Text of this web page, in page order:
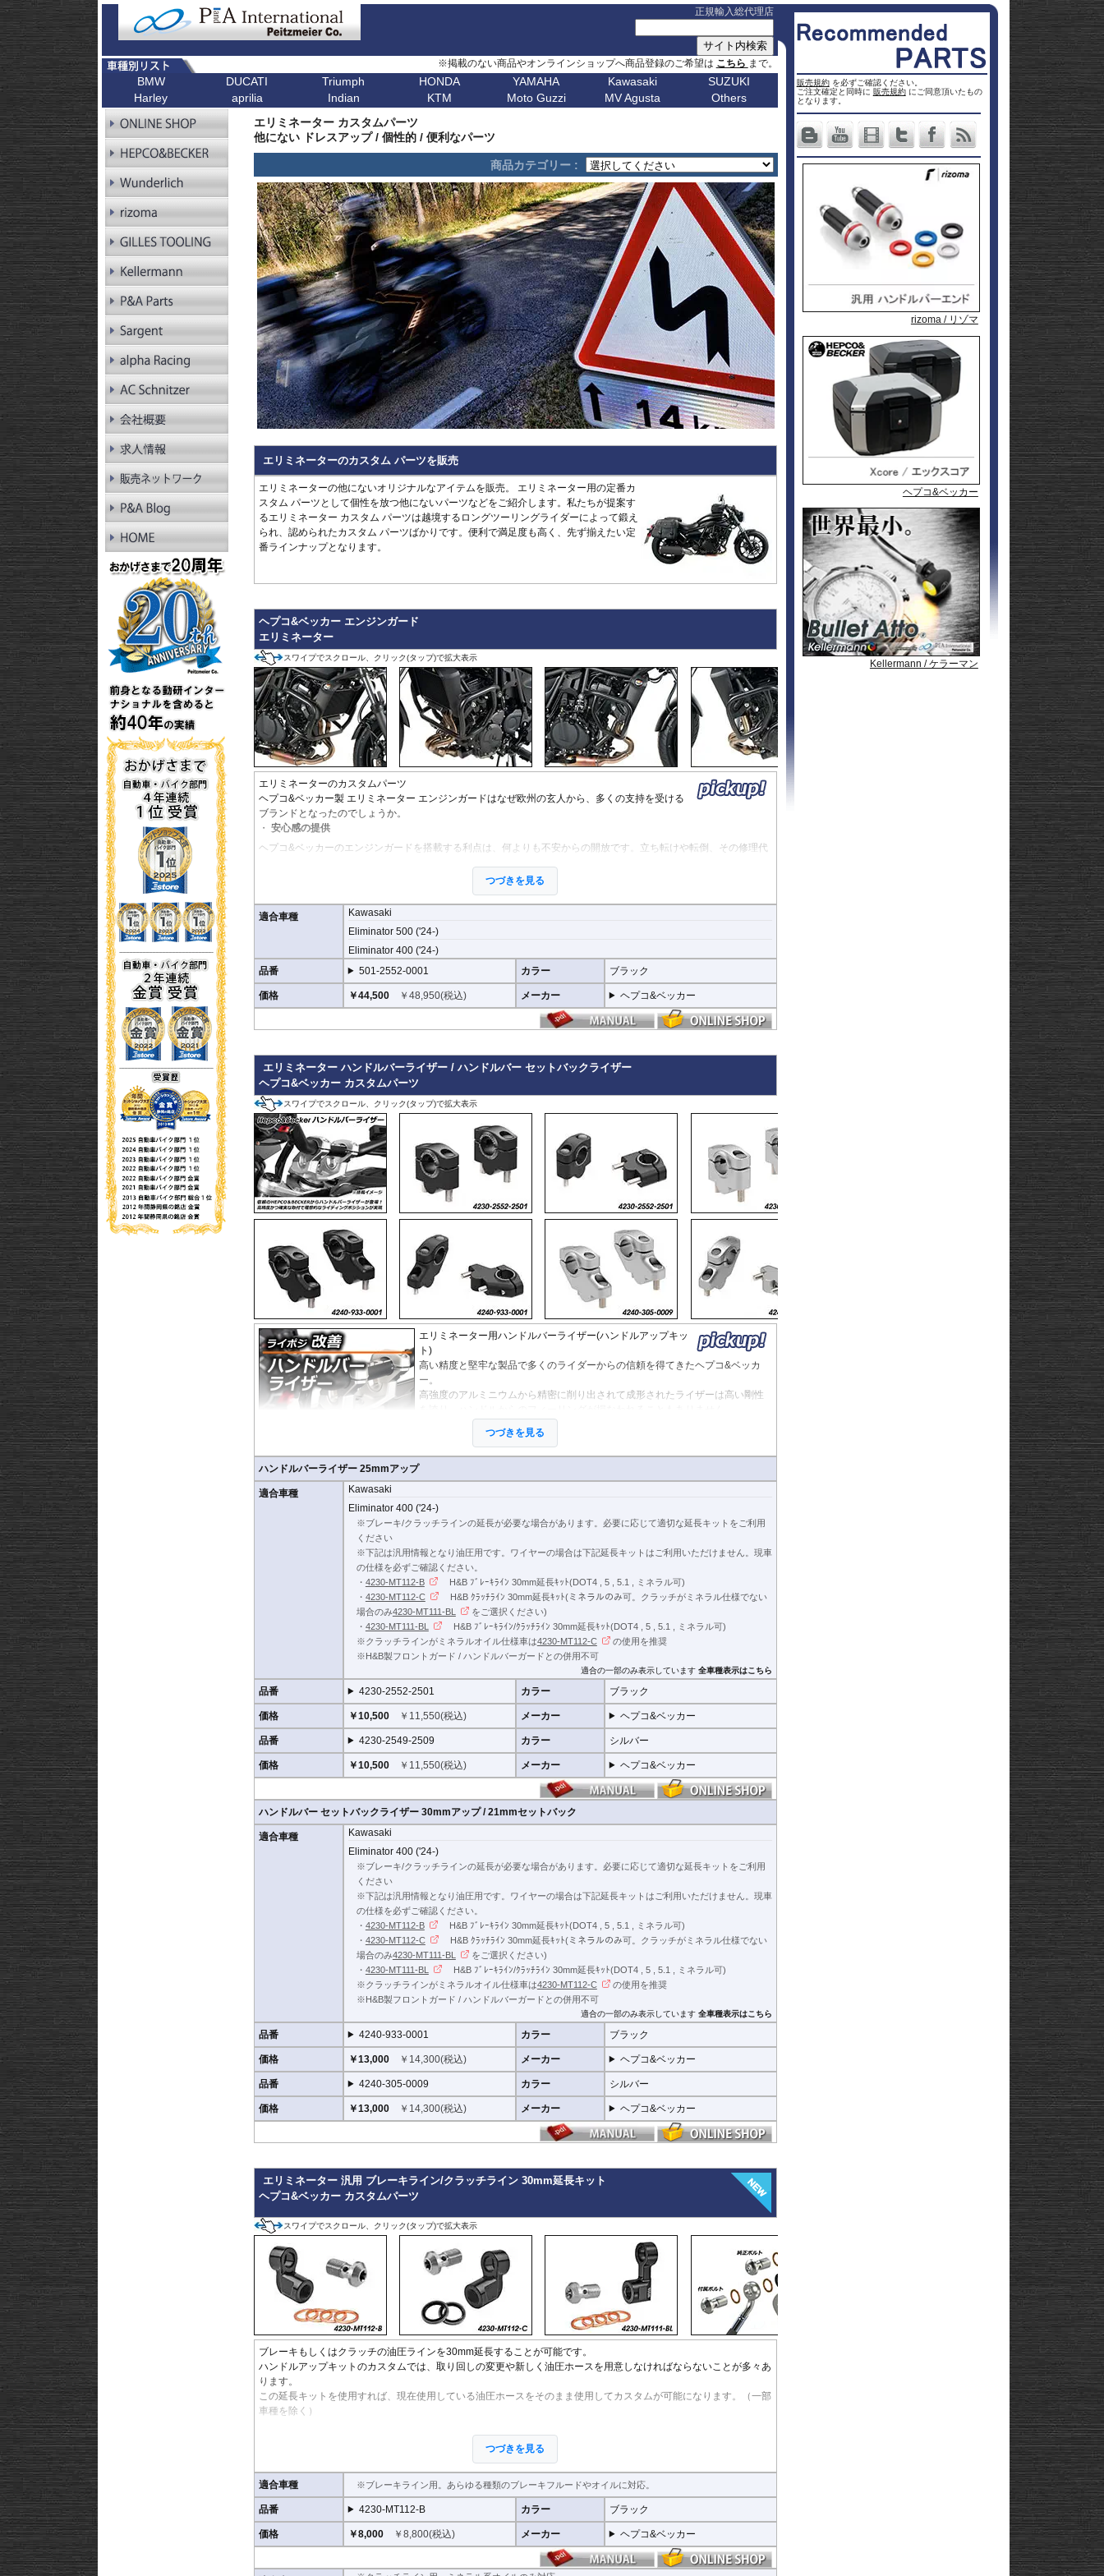
正規輸入総代理店
※掲載のない商品やオンラインショップへ商品登録のご希望は こちら まで。
BMW
R シリーズ
R1300GS
Adventure
R1250GS
Adventure
R18
R18 Classic
R18
R12 nineT
R12S
RnineT Urban G/S
RnineT Scrambler
RnineT Racer
RnineT Pure
R1200GS LC
R1200GS
R1300RT
R1200RT LC
R1300R
R1200R LC
R1300RS
R1250RS
R1200RS LC
F シリーズ
F900GS
F800GS 24-
F800GS -18
F700GS
K シリーズ
K1600GT/GTL
K1600B
K1300S
K1200R
K1200S
K1300GT
K1200GT
K1200LT
G シリーズ
G310GS
G310R
S シリーズ
S1000RR 19-22
S1000R 21-
S1000R -20
S1000XR 20-
S1000XR -19
M1000RR 23-
M1000RR 21-22
M1000R
M1000XR
C シリーズ
C400GT
C400X
CE 04
CE 02
その他
R1150R/Rockster
R1150GS/Adventure
HP2 Megamoto
HP2 Sport
R80 / 100GS
R2V Boxer / OHV
Classic
DUCATI
ピックアップ
Scrambler 1100
Multistrada V4
車種名
スクランブラー 1100
デザートX
モンスター V2
モンスター937
モンスター
ムルティストラーダ V4
パニガーレ
DesertX
Diavel
X Diavel
Hypermotard V2
Hypermotard 1100
Hypermotard 950
Hypermotard 939
Hypermotard 821
Hypermotard 796
Hypermotard 698 Mono
Hyperstrada 821
Monster
Monster V2
Monster 696
Monster 821
Monster 890
Monster 937
Monster 1100 Evo
Monster 1100 S
Multistrada 1260/S
Panigale
Scrambler
Scrambler 1100
Scrambler Sixty2
StreetFighter
StreetFighter V2/S
StreetFighter V4/S
SuperSport 950
Triumph
ピックアップ
Bonneville T120
Tiger 900
Scrambler 900
StreetTwin
StreetTriple
Scrambler 400X
Scrambler 400XC
Speed 400
Tracker 400
車種名
ボンネビルスピードマスター
スピード400
スピードトリプル 1200
スピードトリプル 1050
スピードツイン900
スピードツイン1200
ストリートトリプル
ストリートツイン
スクランブラー 400X
スクランブラー 400XC
スクランブラー 900
スクランブラー 1200
トライデント660
トライデント800
トラッカー400
デイトナ660
Bonneville America
Bonneville Bobber
Bonneville Speedmaster
Bonneville T100
Bonneville
Daytona 660
Daytona 675
ROCKET 3
Scrambler 400X
Speed Triple 1200
Speed Twin 1200
Street Scrambler
Street Triple
Street Twin
Thruxton 1200/R
Thruxton
Tiger 800/XC
Tiger 850 Sport
Tiger 900
Tiger 1200 Rally
Tiger Sport 800
Tracker 400
Trident 660
Trident 800
HONDA
ピックアップ
NX400 / NX500
400X / CB500X
CB1000R
CB650R
CB250R
CB1000 Hornet
CB750 Hornet
REBEL 1100
NT1100
CL500
CL250
XL750 Transalp
車種名
レブル 250
レブル 500
レブル 1100
グロム
ファイヤーブレード
XL750 トランザルプ
NX400 / NX500
400X / CB500X
AfricaTwin 1000
AfricaTwin 1100
CB125F
CB400F/CB500F
CB650F
CB1000F
CB125R
CB250R/CB300R
CB650R
CB1000R
CB500 Hornet
CB750 Hornet
CB1000GT
CB1100
CB1100 EX
CB1100 RS
CB1300
CBR400R/CBR500R
CBR1000RR-R
CL250
CL500
CRF250L
CRF250 RALLY
CRF450L
CRF1000L AfricaTwin
CRF1100L AfricaTwin
Crossrunner
CTX700N
GB350S
NC750S
NT1100
NX400 / NX500
PCX 125
REBEL 250
REBEL 500
VFR1200F
VFR1200X Crosstourer
X-ADV 21-
XL750 Transalp
その他
YAMAHA
ピックアップ
MT-09 21-23
XSR900GP
Tracer 9/GT
MT-07 25-
Tenere700
XSR700
YZF-R1 15-
YZF-R7
MT-03 / MT-25
XSR125
T-MAX560/TECH MAX
車種名
スーパーテネレ
BOLT
FJR1300
FZ1/Fazer
FZ6/Fazer
FZ8/Fazer
MT-01
MT-125
MT-03 / MT-25
MT-07 25-
MT-07 21-24
MT-07 -20
MT-09 24-
MT-09 21-23
MT-09 -20
MT-09 Tracer
MT-10
NIKEN/GT
R1 15-
R1 -14
R15
R3 / R25
R6
R7
SCR950
SR400
Tenere700
Tracer 900
XSR125
XSR700
XSR900 22-
XSR900 -21
XSR900GP
XJR1300
XT700Z Tenere700
XT1200Z SuperTenere
YZF-R1 15-
YZF-R125
YZF-R6
Kawasaki
ピックアップ
ニンジャ 1100
ニンジャ 500
W800 / W650
W230 / Meguro S1
Eliminator
車種名
ニンジャ 400
ニンジャ 500
ニンジャ 636
ニンジャ 650
ニンジャ 7 ハイブ
リッド
ニンジャ 1000
ニンジャ 1100
ニンジャ H2 SX
ヴェルシス X 250
ヴェルシス 650
ヴェルシス 1000
ヴェルシス 1100
バルカンS
1400GTR
Eliminator
ER6n
ER6f
KLE500
KLR650
Ninja 125
Ninja 400
Ninja 500
Ninja 636
Ninja 650
Ninja 7 Hybrid
Ninja H2 SX
Versys 1000
Versys 1100
Vulcan S
W230
W800 / W650
Z125
Z250
Z500
Z650/S
Z650RS
Z750R
Z1000
ZX-4R/R
ZX-10R/R
ZX-14R
ZZR1400
SUZUKI
ピックア
650
V-Strom
800/DE
V-Strom
250
SV650/X
KATANA
/ カタナ
19-
GSX-
S1000GT
GSX-
S1000GX
GSX-
S1000/F
GSX-
S125
GSX-8R
GSX-8S
GSX-
8T/TT
車種名
ーム 800
Vストロ
ーム
1000
Vストロ
ーム
1050 23-
Vストロ
ーム
1050 -22
カタナ
隼 21-
隼 -20
Bandit
B-King
DL650 V-
Strom
DL1000
V-Strom
DR-Z4S
DR-Z4SM
Gladius
GSF1250
Bandit
GSF1200
Bandit
GSX1250
GSX1300
Hayabusa
21-
GSX1300
Hayabusa
-20
GSX1300BK
B-King
GSX-
R600
GSX-
R1000/R
GSX-
S125
GSX-
S750
GSX-8R
GSX-8S
GSX-8T
S1000/F
GSX-
21-
Hayabusa
-20
KATANA
SFV650
Gladius
SV650/X
SV-7GX
V-
Strom250
V-
Strom650
V-
Strom800
V-
Strom800DE
V-
Strom1000
V-
-22
Harley
ピックアップ
Pan America
Kellermann ウインカー
Breakout
Dyna
Fat Bob 18-
Fat Bob -17
Forty-Eight
FXDR 114
FXDWG Dyna WideGlide
FLSTF Fat Boy
FLSTSB Cross Bones
FXSTC Softail Custom
Pan America
Softail
Softail Slim
Sportster
Street Bob
V-ROD
VRSCDX
VRSCDXA
VRSCD
VRSCX
VRSCAW
VRSCA
VRSCB
XL883
XL1200C
XL1200L
XL1200N
XL1200R
aprilia
ピックアップ
Dorsoduro
Mana
RS457
RS660
RSV4
Shiver
SR GT
Tuareg 660
Tuono 457
Tuono 660
Tuono
Indian
ピックアップ
FTR1200
SCOUT
KTM
ピックアップ
390 Adventure
790 Adventure
890 Adventure
990 Adventure
1050 Adventure
1090 Adventure
1190 Adventure
1290SuperAdv 21-
1290SuperAdv -20
1390SuperAdventure
125 Duke
250 Duke
390 Duke
690 Duke
790 Duke
890 Duke/R
990 Duke
SuperDuke
1290 SuperDuke
1390 SuperDuke
125 Enduro R
690 Enduro R
125 SMC R
390 SMC R
690 SMC R
890 SMT
990 Supermoto R
RC8
Moto Guzzi
V7 21-
V100 Mandello
Breva
California
Griso
Nevada
Stelvio V100
Stelvio 1200
V7 21-
V7 / V7II / V7 III
V85TT
V9 Roamer/Bobber
V100 Mandello
MV Agusta
Brutale 800
Brutale 989R
Brutale 1000
Brutale 1078RR
Others
901
Nuda
Vitpilen
701
Enduro
701
Supermoto
Royal
Enfield
Bear 650
Bullet
650
Bullet
350
Bullet -07
Classic
650
Classic
350
Classic
-07
Continental
GT 650
Continental
GT 535
Guerrilla
450
Hunter
350
Himalayan
450
Himalayan
650
Meteor
Meteor
650
Scram
411
Shotgun
650
CFMOTO
125NK
675NK
その他
ZONTES
125-C2
Piaggio
MP3
FANTIC
Caballero
エリミネーター カスタムパーツ
他にない ドレスアップ / 個性的 / 便利なパーツ
商品カテゴリー :
エリミネーターのカスタム パーツを販売
エリミネーターの他にないオリジナルなアイテムを販売。 エリミネーター用の定番カ
スタム パーツとして個性を放つ他にないパーツなどをご紹介します。私たちが提案す
るエリミネーター カスタム パーツは越境するロングツーリングライダーによって鍛え
られ、認められたカスタム パーツばかりです。便利で満足度も高く、先ず揃えたい定
番ラインナップとなります。
ヘプコ&ベッカー エンジンガード
エリミネーター
スワイプでスクロール、クリック(タップ)で拡大表示
エリミネーターのカスタムパーツ
ヘプコ&ベッカー製 エリミネーター エンジンガードはなぜ欧州の玄人から、多くの支持を受ける
ブランドとなったのでしょうか。
安心感の提供
ヘプコ&ベッカーのエンジンガードを搭載する利点は、何よりも不安からの開放です。立ち転けや転倒、その修理代
ヘプコ&ベッカーではツーリングを心から楽しむことを目指し、製品を開発、お届けしています。
高い安全性
万が一の有事から車体を守ります。直接のダメージを防ぐだけでなく、衝撃を多点に分散し、全体的にダメージを少
地面と車体の間への足の挟み込みなども防ぐことも大事な機能です。
品質の差別化
ヘプコ&ベッカーのエンジンガードにはパイプ内部に性質の異なる特殊強化パイプをさらに1本追加させた2重構造を
また多点支持や、パイプのつなぎ方も差し込みタイプとすることで、充分な強度を確保。
これらのこだわりを元に、各所にツーリングライフの向上に貢献できるよう工夫が施されています。
つづきを見る
適合車種
Kawasaki
Eliminator 500 ('24-)
Eliminator 400 ('24-)
品番
501-2552-0001 カラー ブラック
価格 ￥44,500 ￥ 48,950(税込) メーカー ヘプコ&ベッカー
エリミネーター ハンドルバーライザー / ハンドルバー セットバックライザー
ヘプコ&ベッカー カスタムパーツ
スワイプでスクロール、クリック(タップ)で拡大表示
エリミネーター用ハンドルバーライザー(ハンドルアップキッ
ト)
高い精度と堅牢な製品で多くのライダーからの信頼を得てきたヘプコ&ベッカ
ー。
高強度のアルミニウムから精密に削り出されて成形されたライザーは高い剛性
EUの工業製品安全規格「TÜV」を取得し、他のヘプコの商品と同様に高い安全
性、信頼性の商品となっております。
※車体の個体差によりブレーキ/クラッチラインの延長が必要な場合があります。
ブレーキ/クラッチラインの延長にはヘプコ&ベッカーの延長キットがおすすめです。
をご確認ください。
つづきを見る
ハンドルバーライザー 25mmアップ
適合車種
Kawasaki
Eliminator 400 ('24-)
※ブレーキ/クラッチラインの延長が必要な場合があります。必要に応じて適切な延長キットをご利用
ください
※下記は汎用情報となり油圧用です。ワイヤーの場合は下記延長キットはご利用いただけません。現車
の仕様を必ずご確認ください。
・ 4230-MT112-B
H&B ﾌﾞﾚｰｷﾗｲﾝ 30mm延長ｷｯﾄ(DOT4 , 5 , 5.1 , ミネラル可)
・ 4230-MT112-C
H&B ｸﾗｯﾁﾗｲﾝ 30mm延長ｷｯﾄ(ミネラルのみ可。クラッチがミネラル仕様でない
場合のみ4230-MT111-BL
をご選択ください)
・ 4230-MT111-BL
H&B ﾌﾞﾚｰｷﾗｲﾝ/ｸﾗｯﾁﾗｲﾝ 30mm延長ｷｯﾄ(DOT4 , 5 , 5.1 , ミネラル可)
※クラッチラインがミネラルオイル仕様車は4230-MT112-C
の使用を推奨
※H&B製フロントガード / ハンドルバーガードとの併用不可
適合の一部のみ表示しています 全車種表示はこちら
品番 4230-2552-2501 カラー ブラック
価格 ￥10,500 ￥ 11,550(税込) メーカー ヘプコ&ベッカー
品番 4230-2549-2509 カラー シルバー
価格 ￥10,500 ￥ 11,550(税込) メーカー ヘプコ&ベッカー
ハンドルバー セットバックライザー 30mmアップ / 21mmセットバック
適合車種
Kawasaki
Eliminator 400 ('24-)
※ブレーキ/クラッチラインの延長が必要な場合があります。必要に応じて適切な延長キットをご利用
ください
※下記は汎用情報となり油圧用です。ワイヤーの場合は下記延長キットはご利用いただけません。現車
の仕様を必ずご確認ください。
・ 4230-MT112-B
H&B ﾌﾞﾚｰｷﾗｲﾝ 30mm延長ｷｯﾄ(DOT4 , 5 , 5.1 , ミネラル可)
・ 4230-MT112-C
H&B ｸﾗｯﾁﾗｲﾝ 30mm延長ｷｯﾄ(ミネラルのみ可。クラッチがミネラル仕様でない
場合のみ4230-MT111-BL
をご選択ください)
・ 4230-MT111-BL
H&B ﾌﾞﾚｰｷﾗｲﾝ/ｸﾗｯﾁﾗｲﾝ 30mm延長ｷｯﾄ(DOT4 , 5 , 5.1 , ミネラル可)
※クラッチラインがミネラルオイル仕様車は4230-MT112-C
の使用を推奨
※H&B製フロントガード / ハンドルバーガードとの併用不可
適合の一部のみ表示しています 全車種表示はこちら
品番 4240-933-0001 カラー ブラック
価格 ￥13,000 ￥ 14,300(税込) メーカー ヘプコ&ベッカー
品番 4240-305-0009 カラー シルバー
価格 ￥13,000 ￥ 14,300(税込) メーカー ヘプコ&ベッカー
エリミネーター 汎用 ブレーキライン/クラッチライン 30mm延長キット
ヘプコ&ベッカー カスタムパーツ
スワイプでスクロール、クリック(タップ)で拡大表示
ブレーキもしくはクラッチの油圧ラインを30mm延長することが可能です。
ハンドルアップキットのカスタムでは、取り回しの変更や新しく油圧ホースを用意しなければならないことが多々あ
ります。
この延長キットを使用すれば、現在使用している油圧ホースをそのまま使用してカスタムが可能になります。（一部
車種を除く）
※安全に深く関わるパーツですので、プロショップでの交換を強くおすすめします。
※ワイヤー仕様車には使用できません。
つづきを見る
適合車種 ※ブレーキライン用。あらゆる種類のブレーキフルードやオイルに対応。
品番 4230-MT112-B カラー ブラック
価格 ￥8,000 ￥ 8,800(税込) メーカー ヘプコ&ベッカー
販売規約を必ずご確認ください。
ご注文確定と同時に 販売規約にご同意頂いたもの
となります。
rizoma / リゾマ
rizoma / リゾマ
rizoma / リゾマ
ヘプコ&ベッカー
ヘプコ&ベッカー
ヘプコ&ベッカー
Kellermann / ケラーマン
Kellermann / ケラーマン
Kellermann / ケラーマン